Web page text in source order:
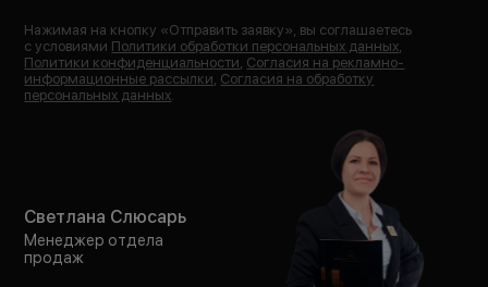
Нажимая на кнопку «Отправить заявку», вы соглашаетесь
с условиями Политики обработки персональных данных
Политики конфиденциальности Согласия на рекламно-
информационные рассылки Согласия на обработку
персональных данных
Светлана Слюсарь
Менеджер отдела
продаж